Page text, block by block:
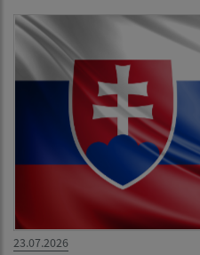
23.07.2026